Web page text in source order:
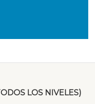
LOS NIVELES)